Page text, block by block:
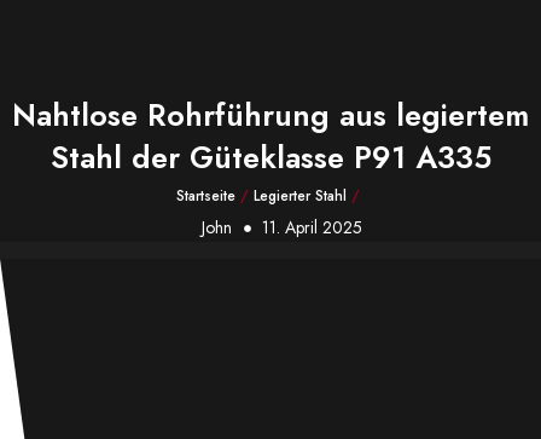
Nahtlose Rohrführung aus legiertem
Stahl der Güteklasse P91 A335
Startseite / Legierter Stahl /
John 11. April 2025